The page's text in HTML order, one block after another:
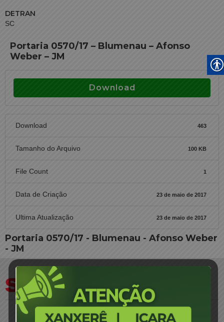
DETRAN
SC
Portaria 0570/17 – Blumenau – Afonso
Weber – JM
Download
Download 463
Tamanho do Arquivo 100 KB
File Count 1
Data de Criação 23 de maio de 2017
Ultima Atualização 23 de maio de 2017
Portaria 0570/17 - Blumenau - Afonso Weber
- JM